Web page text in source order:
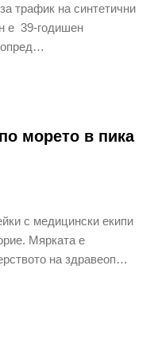
трафик на синтетични
е 39-годишен
опред…
морето в пика
с медицински екипи
Мярката е
на здравеоп…